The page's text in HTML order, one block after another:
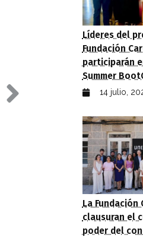
Líderes del
Fundación
participarán
Summer
14 julio,
La Fundación
clausuran el
poder del